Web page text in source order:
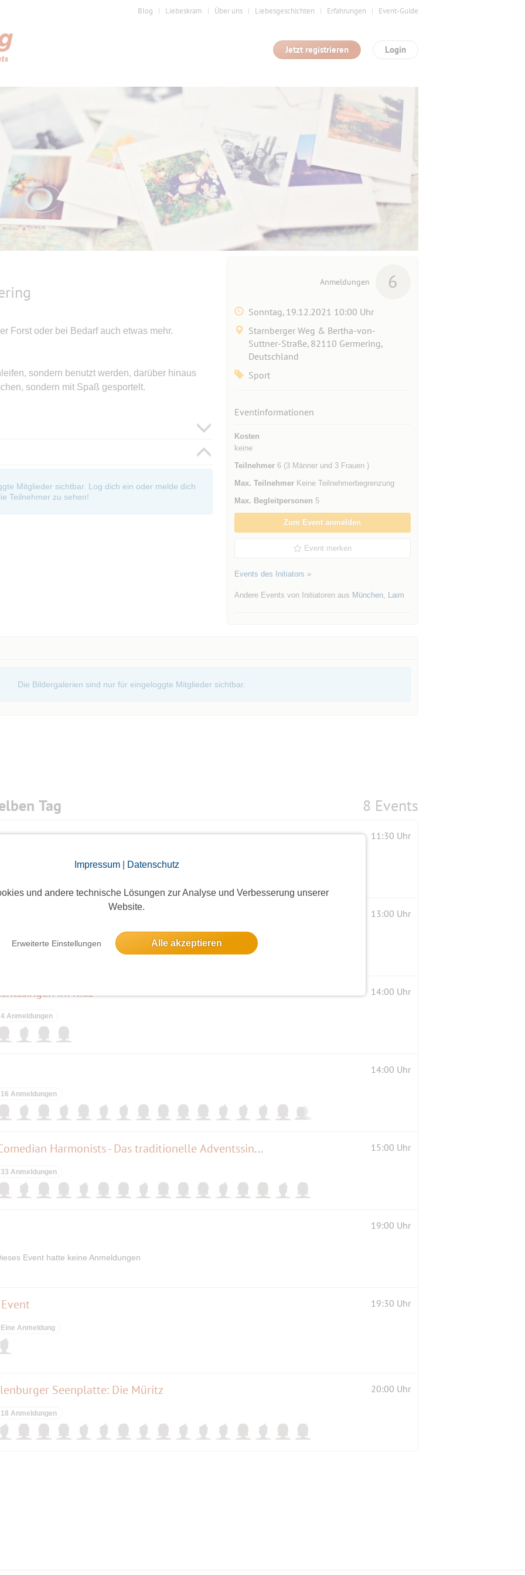
Impressum| Datenschutz
und andere technische Lösungen zur Analyse und Verbesserung unserer
Website.
Erweiterte Einstellungen Alle akzeptieren
Blog Liebeskram Über uns Liebesgeschichten Erfahrungen Event-Guide
Login
Jetzt registrieren
Forst oder bei Bedarf auch etwas mehr.
sondern benutzt werden, darüber hinaus
sondern mit Spaß gesportelt.
Mitglieder sichtbar. Log dich ein oder melde dich
Teilnehmer zu sehen!
Anmeldungen 6
Sonntag, 19.12.2021 10:00 Uhr
Starnberger Weg & Bertha-von-
Suttner-Straße, 82110 Germering,
Deutschland
Sport
Eventinformationen
Kosten
keine
Teilnehmer6 (3 Männer und 3 Frauen )
Max. TeilnehmerKeine Teilnehmerbegrenzung
Max. Begleitpersonen 5
Zum Event anmelden
Event merken
Events des Initiators »
Andere Events von Initiatoren aus München, Laim
Die Bildergalerien sind nur für eingeloggte Mitglieder sichtbar.
Tag 8 Events
11:30 Uhr
13:00 Uhr
Dieses Event hatte keine Anmeldungen
im Kiez 14:00 Uhr
4 Anmeldungen
14:00 Uhr
16 Anmeldungen
"Fröhliche Weihnacht" Berlin Comedian Harmonists - Das traditionelle Adventssingen (2-G-Regel) 15:00 Uhr
33 Anmeldungen
19:00 Uhr
Event hatte keine Anmeldungen
19:30 Uhr
Eine Anmeldung
Seenplatte: Die Müritz 20:00 Uhr
18 Anmeldungen